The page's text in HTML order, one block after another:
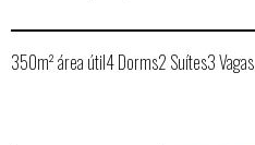
350m² área útil4 Dorms2 Suítes3 Vagas